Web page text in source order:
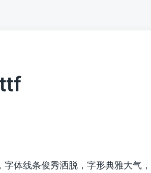
体线条俊秀洒脱，字形典雅大气，